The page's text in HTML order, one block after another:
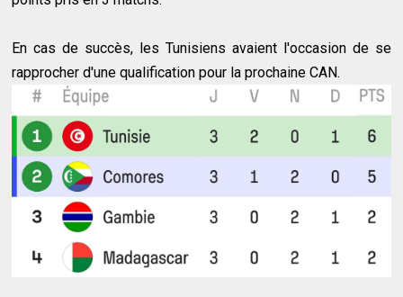
En cas de succès, les Tunisiens avaient l'occasion de se
rapprocher d'une qualification pour la prochaine CAN.